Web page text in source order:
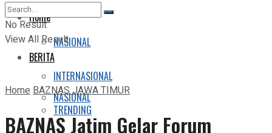
BERITA
NASIONAL
INTERNASIONAL
TRENDING
Home
BERITA
NASIONAL
No Result
View All Result
HomeBAZNAS JAWA TIMUR
BAZNAS Jatim Gelar Forum